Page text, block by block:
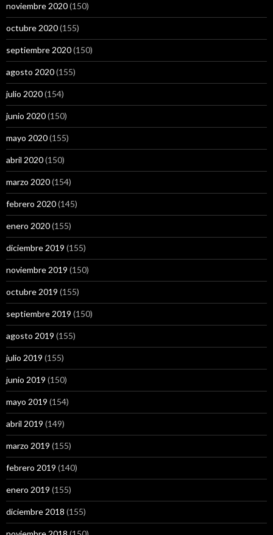
noviembre 2020(150)
octubre 2020(155)
septiembre 2020(150)
agosto 2020(155)
julio 2020(154)
junio 2020(150)
mayo 2020(155)
abril 2020(150)
marzo 2020(154)
febrero 2020(145)
enero 2020(155)
diciembre 2019 (155)
noviembre 2019 (150)
octubre 2019 (155)
septiembre 2019 (150)
agosto 2019 (155)
julio 2019 (155)
junio 2019 (150)
mayo 2019 (154)
abril 2019 (149)
marzo 2019 (155)
febrero 2019 (140)
enero 2019 (155)
diciembre 2018 (155)